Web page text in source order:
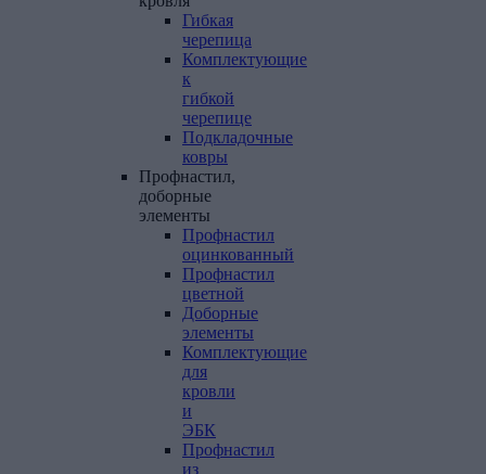
Гибкая
черепица
Комплектующие
к
гибкой
черепице
Подкладочные
ковры
Профнастил,
доборные
элементы
Профнастил
оцинкованный
Профнастил
цветной
Доборные
элементы
Комплектующие
для
кровли
и
ЭБК
Профнастил
из